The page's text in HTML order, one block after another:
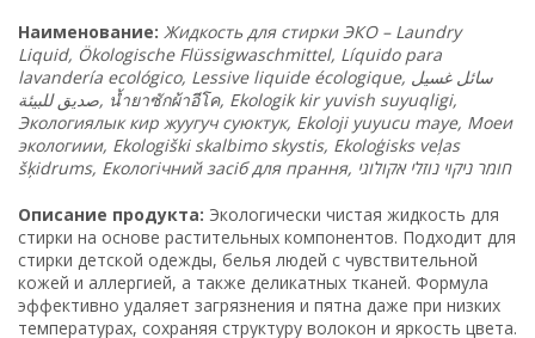
Наименование: Жидкость для стирки ЭКО – Laundry
Liquid, Ökologische Flüssigwaschmittel, Líquido para
lavandería ecológico, Lessive liquide écologique, سائل غسيل
صديق للبيئة, น้ำยาซักผ้าอีโค, Ekologik kir yuvish suyuqligi,
Экологиялык кир жуугуч суюктук, Ekoloji yuyucu maye, Моеи
экологиии, Ekologiški skalbimo skystis, Ekoloģisks veļas
šķidrums, Екологічний засіб для прання, חומר ניקוי נוזלי אקולוגי
Описание продукта: Экологически чистая жидкость для
стирки на основе растительных компонентов. Подходит для
стирки детской одежды, белья людей с чувствительной
кожей и аллергией, а также деликатных тканей. Формула
эффективно удаляет загрязнения и пятна даже при низких
температурах, сохраняя структуру волокон и яркость цвета.